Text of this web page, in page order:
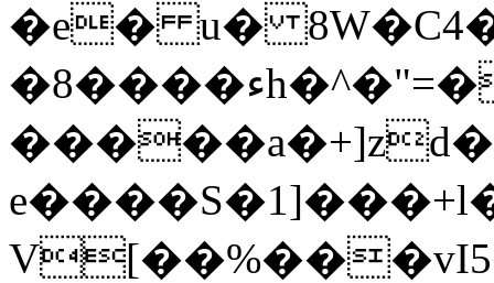
�e� u�
�8����ءh�^�"=�����-
e����S�
V[��%��